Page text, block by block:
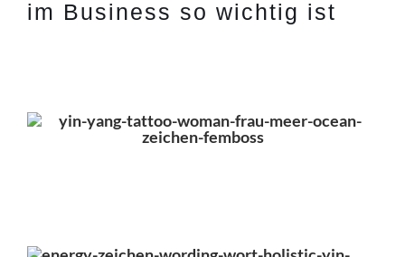
im Business so wichtig ist